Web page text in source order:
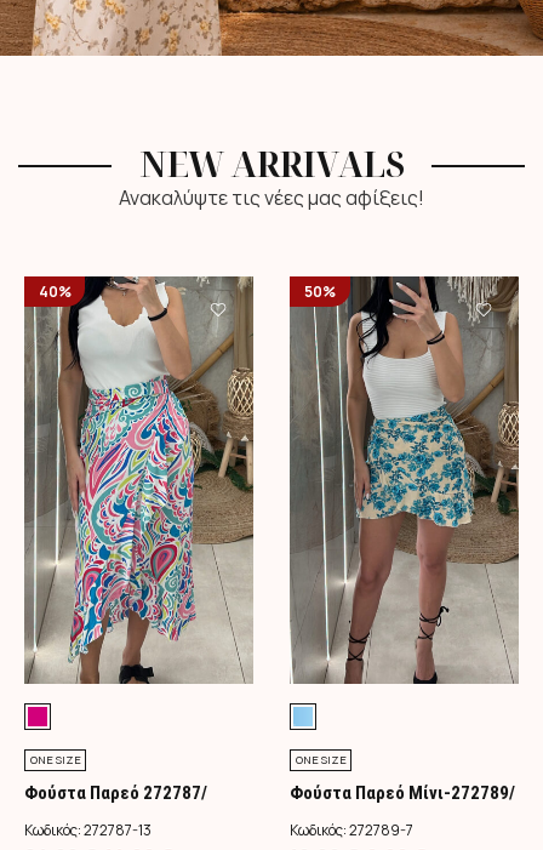
NEW ARRIVALS
Ανακαλύψτε τις νέες μας αφίξεις!
40%
ONE SIZE
Φούστα Παρεό 272787/
Φούξια
Κωδικός:272787-13
50%
ONE SIZE
Φούστα Παρεό Μίνι-272789/
Τιρκουάζ
Κωδικός:272789-7